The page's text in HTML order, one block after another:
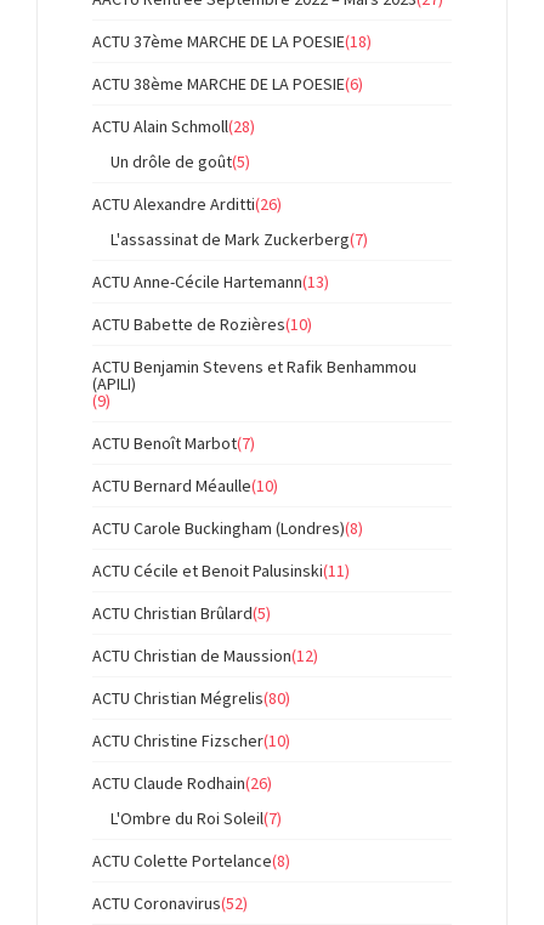
ACTU 37ème MARCHE DE LA POESIE(18)
ACTU 38ème MARCHE DE LA POESIE(6)
ACTU Alain Schmoll(28)
Un drôle de goût(5)
ACTU Alexandre Arditti(26)
L'assassinat de Mark Zuckerberg(7)
ACTU Anne-Cécile Hartemann(13)
ACTU Babette de Rozières(10)
ACTU Benjamin Stevens et Rafik Benhammou
(APILI)
(9)
ACTU Benoît Marbot(7)
ACTU Bernard Méaulle(10)
ACTU Carole Buckingham (Londres)(8)
ACTU Cécile et Benoit Palusinski(11)
ACTU Christian Brûlard(5)
ACTU Christian de Maussion(12)
ACTU Christian Mégrelis(80)
ACTU Christine Fizscher(10)
ACTU Claude Rodhain(26)
L'Ombre du Roi Soleil(7)
ACTU Colette Portelance(8)
ACTU Coronavirus(52)